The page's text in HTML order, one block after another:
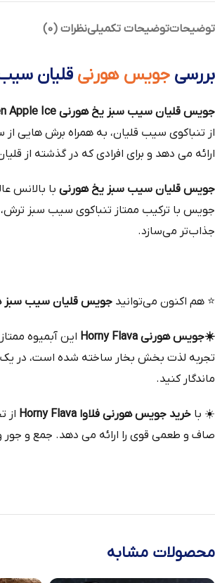
توضیحاتتوضیحات تکمیلینظرات (0)
بررسی جویس هورنی قلیان
جویس قلیان سیب سبز یخ هورنی Horny Flava Shisha Green Apple Ice
از تنباکوی سیب قلیان، به همراه برش‌ هایی
ارائه می‌ دهد و برای افرادی که در گذشته از
جویس قلیان سیب سبز یخ هورنی
جویس با ترکیب ممتاز تنباکوی سیب سبز ترش،
جذاب‌تر می‌سازد.
⭐ هم‌ اکنون می‌توانید جویس قلیان سیب سبز
☀️جویس هورنی Horny Flava
این آبمیوه
ماندگار کنید.
☀️ با خرید جویس هورنی فلاوا Horny Flava
صاف و طعمی قوی را ارائه می دهد. جمع و جور
محصولات مشابه